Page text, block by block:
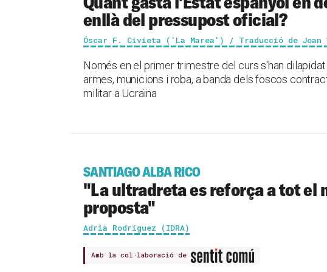
enllà del pressupost oficial?
Óscar F. Civieta ('La Marea') / Traducció de
Només en el primer trimestre del curs s'han
armes, municions i roba, a banda dels foscos
militar a Ucraïna
SANTIAGO ALBA RICO
"La ultradreta es reforça a tot el
proposta"
Adrià Rodríguez (IDRA)
Amb la col·laboració de